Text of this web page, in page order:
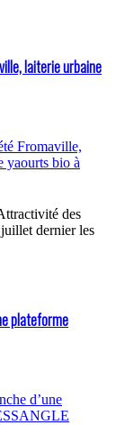
laiterie urbaine
des
dernier les
plateforme